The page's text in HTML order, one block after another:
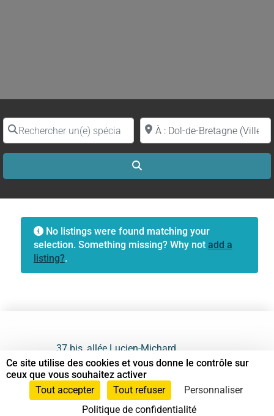
Rechercher un(e) spécialiste par nomProche de (ville ou région)
No listings were found matching your
selection. Something missing? Why not add a
listing?.
37 bis, allée Lucien-Michard
93190 Livry-Gargan
06 61 87 28 09
Ce site utilise des cookies et vous donne le contrôle sur
ceux que vous souhaitez activer
Tout accepter
Tout refuser
Personnaliser
Politique de confidentialité